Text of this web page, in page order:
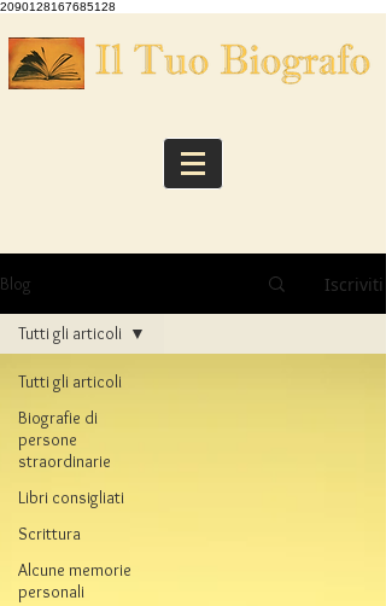
2090128167685128
Blog Iscriviti
Tutti gli articoli
Biografie di
persone
straordinarie
Libri consigliati
Scrittura
Alcune memorie
personali
Tutti gli articoli